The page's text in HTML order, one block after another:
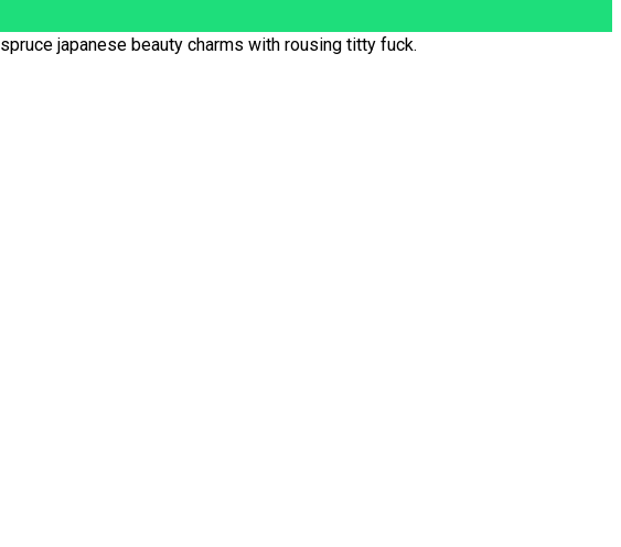
spruce japanese beauty charms with rousing titty fuck.